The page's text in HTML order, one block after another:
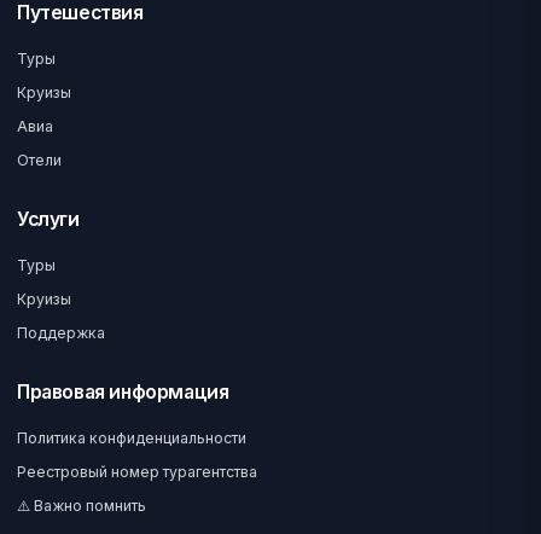
Путешествия
Туры
Круизы
Авиа
Отели
Услуги
Туры
Круизы
Поддержка
Правовая информация
Политика конфиденциальности
Реестровый номер турагентства
⚠️ Важно помнить